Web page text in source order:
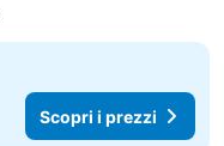
Scopri i prezzi